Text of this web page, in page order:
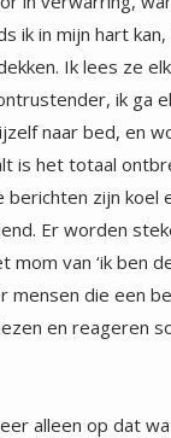
alleen op dat
andere teksten
manier.
nog altijd niet